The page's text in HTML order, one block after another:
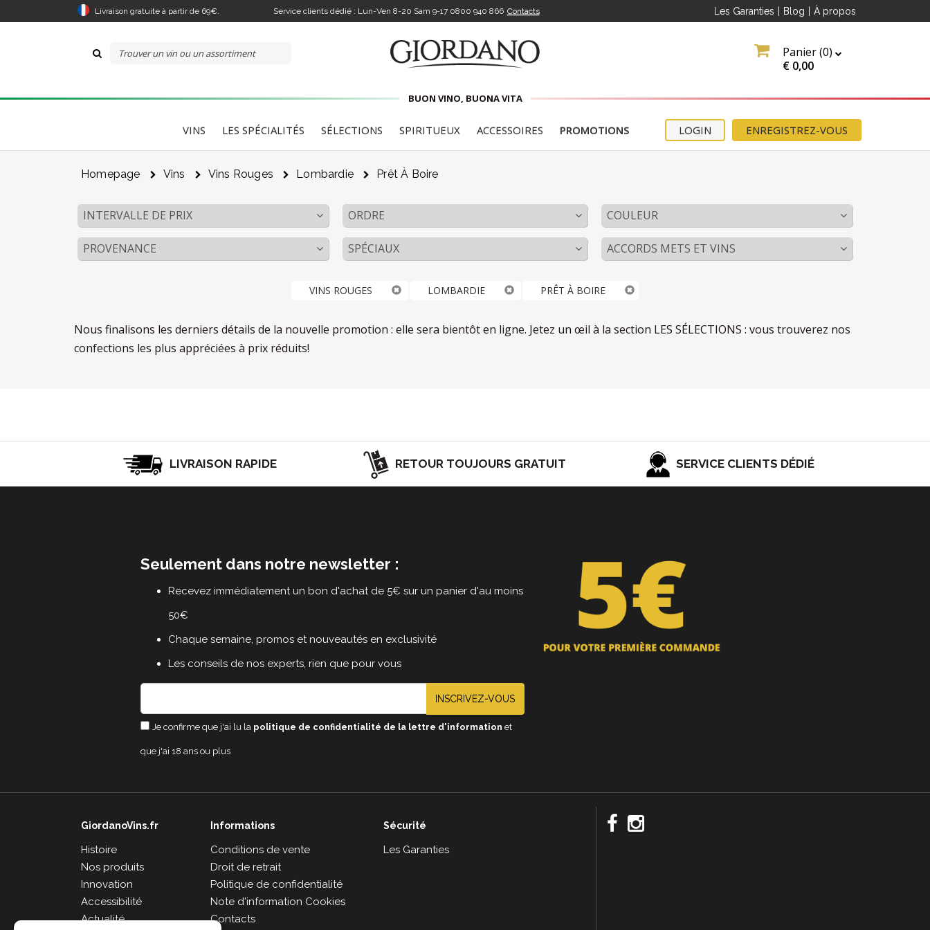
Livraison gratuite à partir de 69€. Service clients dédié : Lun-Ven 8-20 Sam 9-170800 940 866 Contacts Les Garanties Blog À propos
Panier (0)
€ 0,00
BUON VINO, BUONA VITA
VINS LES SPÉCIALITÉS SÉLECTIONS SPIRITUEUX ACCESSOIRES PROMOTIONS ENREGISTREZ-VOUS
LOGIN
Homepage Vins Vins Rouges Lombardie Prêt À Boire
INTERVALLE DE PRIX ORDRE COULEUR
PROVENANCE SPÉCIAUX ACCORDS METS ET VINS
VINS ROUGES LOMBARDIE PRÊT À BOIRE
Nous finalisons les derniers détails de la nouvelle promotion : elle sera bientôt en ligne. Jetez un œil à la section LES SÉLECTIONS : vous trouverez nos
confections les plus appréciées à prix réduits!
LIVRAISON RAPIDE RETOUR TOUJOURS GRATUIT SERVICE CLIENTS DÉDIÉ
Seulement dans notre newsletter :
Recevez immédiatement un bon d'achat de 5€ sur un panier d'au moins
50€
Chaque semaine, promos et nouveautés en exclusivité
Les conseils de nos experts, rien que pour vous
INSCRIVEZ-VOUS
Je confirme que j'ai lu la politique de confidentialité de la lettre d'information et
que j'ai 18 ans ou plus
GiordanoVins.fr
Histoire
Nos produits
Innovation
Accessibilité
Actualité
Informations
Conditions de vente
Droit de retrait
Politique de confidentialité
Note d'information Cookies
Contacts
Sécurité
Les Garanties